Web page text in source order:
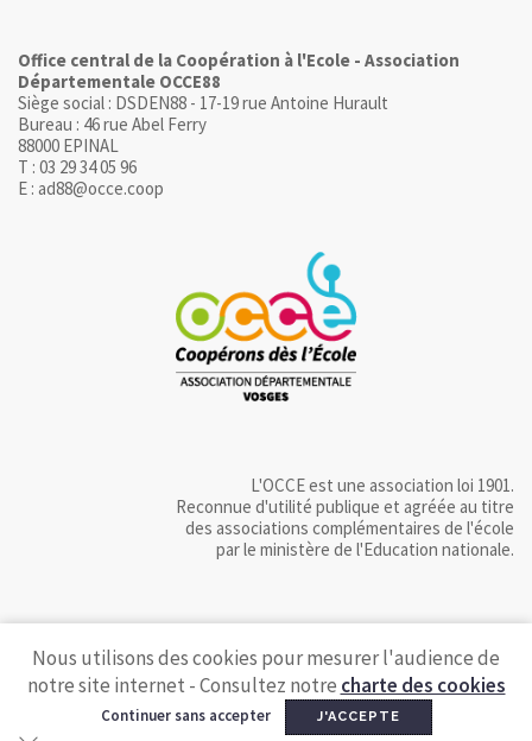
Office central de la Coopération à l'Ecole - Association
Départementale OCCE88
Siège social : DSDEN88 - 17-19 rue Antoine Hurault
Bureau : 46 rue Abel Ferry
88000 EPINAL
T : 03 29 34 05 96
E : ad88@occe.coop
L'OCCE est une association loi 1901.
Reconnue d'utilité publique et agréée au titre
des associations complémentaires de l'école
par le ministère de l'Education nationale.
Nous utilisons des cookies pour mesurer l'audience de
notre site internet - Consultez notre charte des cookies
Continuer sans accepter J'ACCEPTE